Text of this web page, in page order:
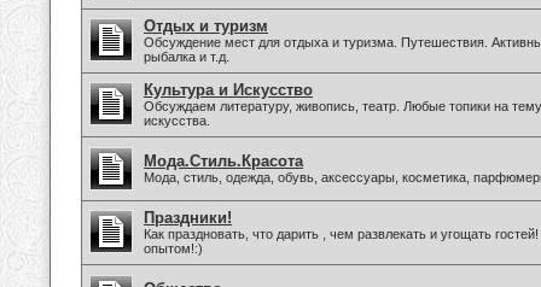
Отдых и туризм
Обсуждение мест для отдыха и туризма. Путешествия.
рыбалка и т.д.
Культура и Искусство
Обсуждаем литературу, живопись, театр. Любые топики на
искусства.
Мода.Стиль.Красота
Мода, стиль, одежда, обувь, аксессуары, косметика,
Праздники!
Как праздновать, что дарить , чем развлекать и угощать
опытом!:)